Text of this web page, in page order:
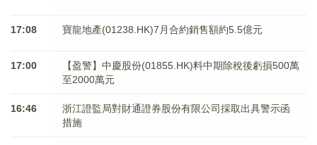
17:08 寶龍地產(01238.HK)7月合約銷售額約5.5億元
17:00
【盈警】中慶股份(01855.HK)料中期除稅後虧損500萬
至2000萬元
16:46
浙江證監局對財通證券股份有限公司採取出具警示函
措施